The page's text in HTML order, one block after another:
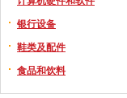
银行设备
鞋类及配件
食品和饮料